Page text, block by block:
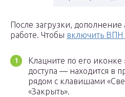
После загрузки, дополнение
работе. Чтобы включить ВПН
Клацните по его иконке
доступа — находится в
рядом с клавишами
«Закрыть».